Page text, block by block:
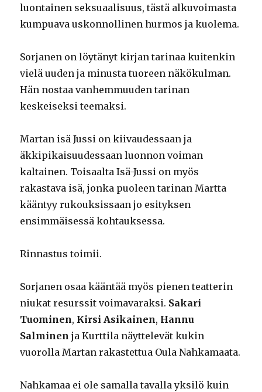
luontainen seksuaalisuus, tästä alkuvoimasta
kumpuava uskonnollinen hurmos ja kuolema.
Sorjanen on löytänyt kirjan tarinaa kuitenkin
vielä uuden ja minusta tuoreen näkökulman.
Hän nostaa vanhemmuuden tarinan
keskeiseksi teemaksi.
Martan isä Jussi on kiivaudessaan ja
äkkipikaisuudessaan luonnon voiman
kaltainen. Toisaalta Isä-Jussi on myös
rakastava isä, jonka puoleen tarinan Martta
kääntyy rukouksissaan jo esityksen
ensimmäisessä kohtauksessa.
Rinnastus toimii.
Sorjanen osaa kääntää myös pienen teatterin
niukat resurssit voimavaraksi. Sakari
Tuominen, Kirsi Asikainen, Hannu
Salminen ja Kurttila näyttelevät kukin
vuorolla Martan rakastettua Oula Nahkamaata.
Nahkamaa ei ole samalla tavalla yksilö kuin